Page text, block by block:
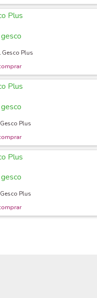
Gesco Plus
Plus
Plus